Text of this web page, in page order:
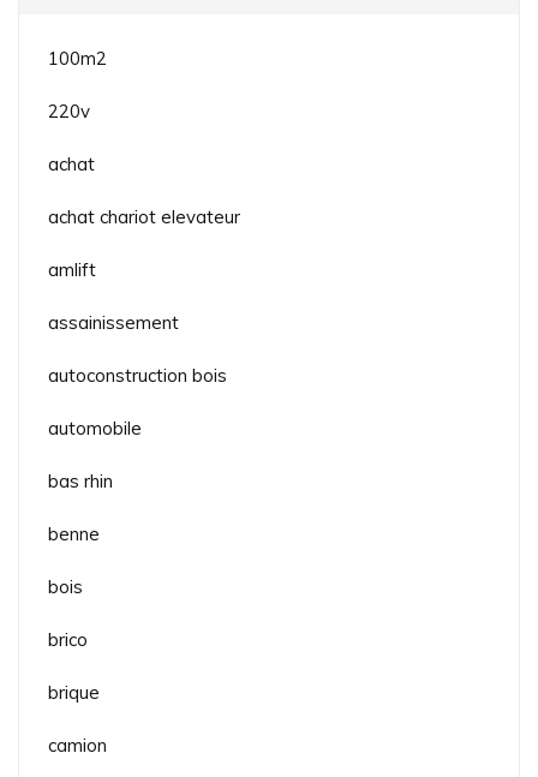
100m2
220v
achat
achat chariot elevateur
amlift
assainissement
autoconstruction bois
automobile
bas rhin
benne
bois
brico
brique
camion